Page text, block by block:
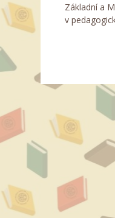
Základní a
v